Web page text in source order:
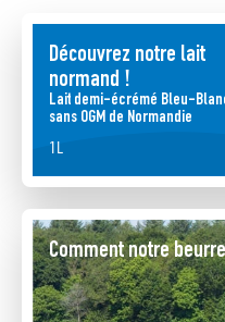
Découvrez notre lait
normand !
Lait demi-écrémé Bleu-
sans OGM de Normandie
1L
Comment notre